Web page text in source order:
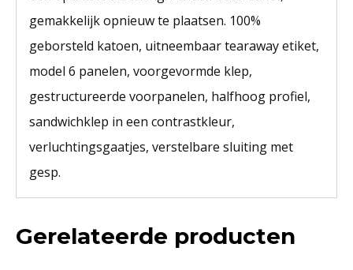
gemakkelijk opnieuw te plaatsen. 100%
geborsteld katoen, uitneembaar tearaway etiket,
model 6 panelen, voorgevormde klep,
gestructureerde voorpanelen, halfhoog profiel,
sandwichklep in een contrastkleur,
verluchtingsgaatjes, verstelbare sluiting met
gesp.
Gerelateerde producten